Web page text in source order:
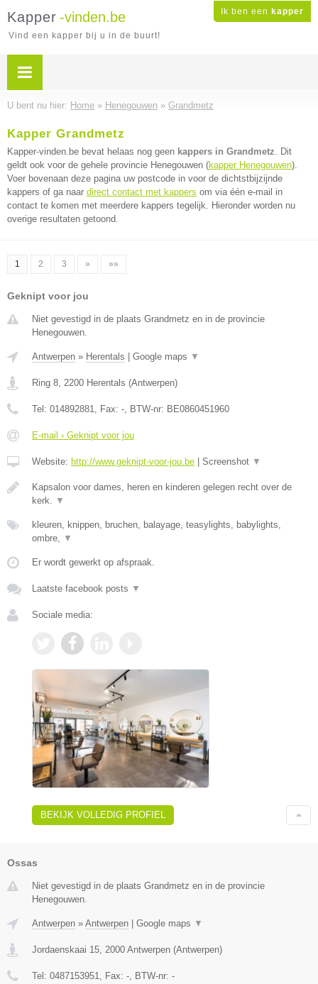
Ik ben een kapper
Kapper -vinden.be
Vind een kapper bij u in de buurt!
U bent nu hier: Home » Henegouwen » Grandmetz
Kapper Grandmetz
Kapper-vinden.be bevat helaas nog geen kappers in Grandmetz. Dit
geldt ook voor de gehele provincie Henegouwen (kapper Henegouwen).
Voer bovenaan deze pagina uw postcode in voor de dichtstbijzijnde
kappers of ga naar direct contact met kappers om via één e-mail in
contact te komen met meerdere kappers tegelijk. Hieronder worden nu
overige resultaten getoond.
1 2 3 » »»
Geknipt voor jou
Niet gevestigd in de plaats Grandmetz en in de provincie
Henegouwen.
Antwerpen » Herentals Google maps ▼
Ring 8, 2200 Herentals (Antwerpen)
Tel: 014892881, Fax: -, BTW-nr: BE0860451960
E-mail › Geknipt voor jou
Website: http://www.geknipt-voor-jou.be Screenshot ▼
Kapsalon voor dames, heren en kinderen gelegen recht over de
kerk. ▼
kleuren, knippen, bruchen, balayage, teasylights, babylights,
ombre, ▼
Er wordt gewerkt op afspraak.
Laatste facebook posts ▼
Sociale media:
BEKIJK VOLLEDIG PROFIEL
Ossas
Niet gevestigd in de plaats Grandmetz en in de provincie
Henegouwen.
Antwerpen » Antwerpen | Google maps ▼
Jordaenskaai 15 2000 Antwerpen (Antwerpen)
Tel: 0487153951 , Fax: - , BTW-nr: -